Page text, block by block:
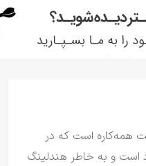
همه‌کاره است که در
و به خاطر هندلینگ